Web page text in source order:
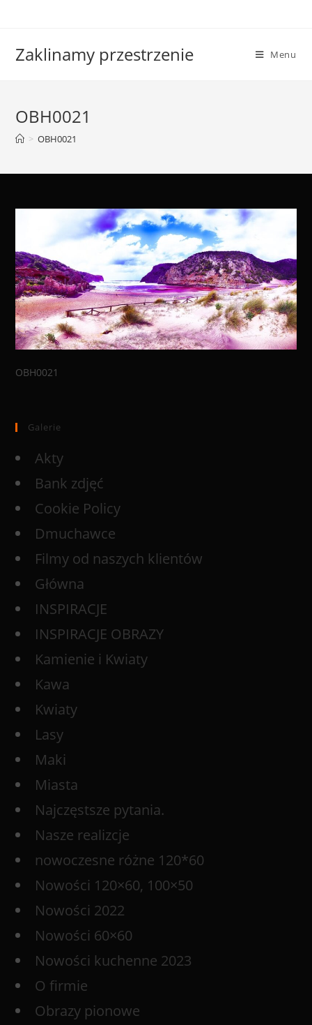
Zaklinamy przestrzenie Menu
OBH0021
> OBH0021
OBH0021
Galerie
Akty
Bank zdjęć
Cookie Policy
Dmuchawce
Filmy od naszych klientów
Główna
INSPIRACJE
INSPIRACJE OBRAZY
Kamienie i Kwiaty
Kawa
Kwiaty
Lasy
Maki
Miasta
Najczęstsze pytania.
Nasze realizcje
nowoczesne różne 120*60
Nowości 120×60, 100×50
Nowości 2022
Nowości 60×60
Nowości kuchenne 2023
O firmie
Obrazy pionowe